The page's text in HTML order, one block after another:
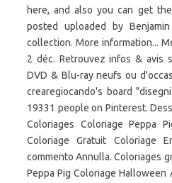
here, and also you can get
posted uploaded by
collection. More information...
2 déc. Retrouvez infos & avis
DVD & Blu-ray neufs ou
crearegiocando's board
19331 people on Pinterest.
Coloriages Coloriage Peppa
Coloriage Gratuit Coloriage
commento Annulla. Coloriages
Peppa Pig Coloriage Halloween